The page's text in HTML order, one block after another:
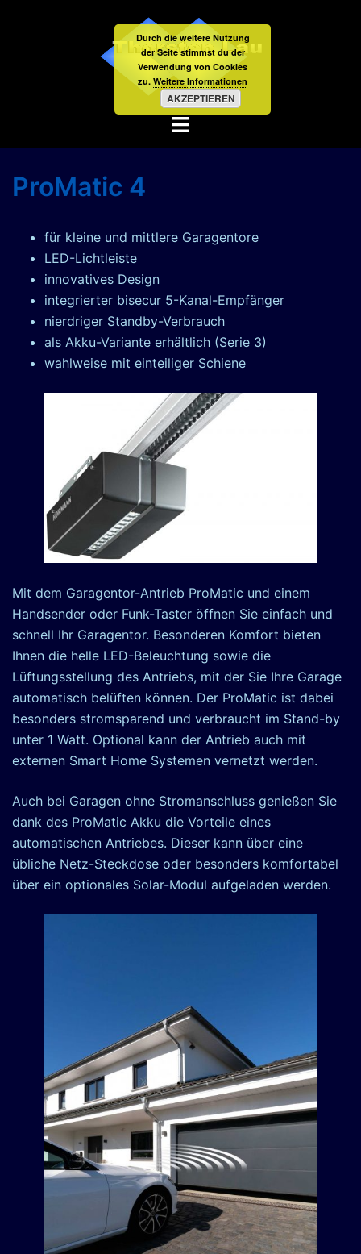
Menü
ProMatic 4
für kleine und mittlere Garagentore
LED-Lichtleiste
innovatives Design
integrierter bisecur 5-Kanal-Empfänger
nierdriger Standby-Verbrauch
als Akku-Variante erhältlich (Serie 3)
wahlweise mit einteiliger Schiene
Mit dem Garagentor-Antrieb ProMatic und einem
Handsender oder Funk-Taster öffnen Sie einfach und
schnell Ihr Garagentor. Besonderen Komfort bieten
Ihnen die helle LED-Beleuchtung sowie die
Lüftungsstellung des Antriebs, mit der Sie Ihre Garage
automatisch belüften können. Der ProMatic ist dabei
besonders stromsparend und verbraucht im Stand-by
unter 1 Watt. Optional kann der Antrieb auch mit
externen Smart Home Systemen vernetzt werden.
Auch bei Garagen ohne Stromanschluss genießen Sie
dank des ProMatic Akku die Vorteile eines
automatischen Antriebes. Dieser kann über eine
übliche Netz-Steckdose oder besonders komfortabel
über ein optionales Solar-Modul aufgeladen werden.
Durch die weitere Nutzung
der Seite stimmst du der
Verwendung von Cookies
zu. Weitere Informationen
AKZEPTIEREN